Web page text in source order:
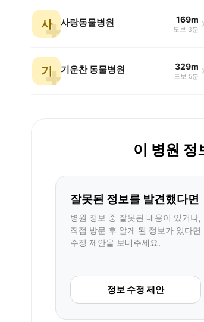
사 사랑동물병원 169m
도보 3분
기 기운찬 동물병원 329m
도보 5분
이 병원 정
잘못된 정보를 발견했다면
병원 정보 중 잘못된 내용이 있거나,
직접 방문 후 알게 된 정보가 있다면
수정 제안을 보내주세요.
정보 수정 제안